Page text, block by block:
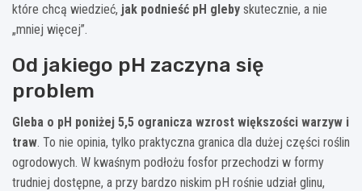
które chcą wiedzieć, jak podnieść pH gleby skutecznie, a nie
„mniej więcej”.
Od jakiego pH zaczyna się
problem
Gleba o pH poniżej 5,5 ogranicza wzrost większości warzyw i
traw. To nie opinia, tylko praktyczna granica dla dużej części roślin
ogrodowych. W kwaśnym podłożu fosfor przechodzi w formy
trudniej dostępne, a przy bardzo niskim pH rośnie udział glinu,